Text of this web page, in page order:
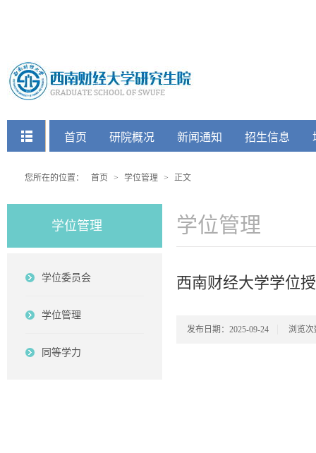
快捷菜单
首页 研院概况 新闻通知 招生信息
您所在的位置： 首页 > 学位管理 > 正文
学位管理
学位委员会
学位管理
同等学力
学位管理
西南财经大学学位
发布日期：2025-09-24 浏览次